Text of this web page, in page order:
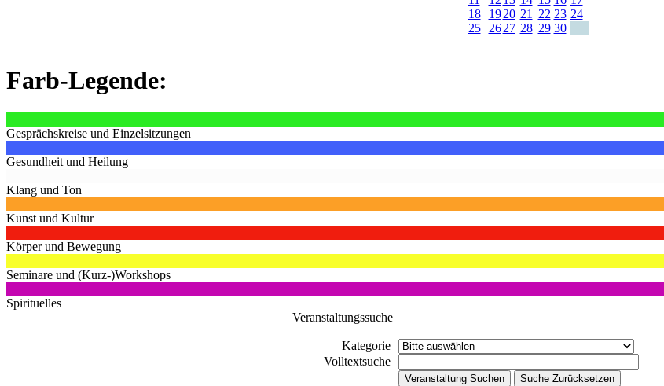
18
19 20 21 22 23 24
25
26 27 28 29 30
Farb-Legende:
Gesprächskreise und Einzelsitzungen
Gesundheit und Heilung
Klang und Ton
Kunst und Kultur
Körper und Bewegung
Seminare und (Kurz-)Workshops
Spirituelles
Veranstaltungssuche
Kategorie
Volltextsuche